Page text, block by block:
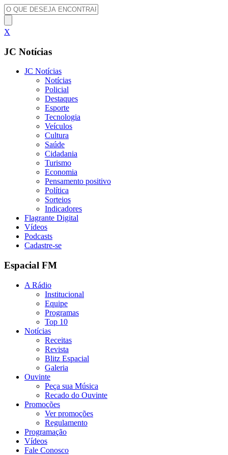
X
JC Notícias
JC Notícias
Notícias
Policial
Destaques
Esporte
Tecnologia
Veículos
Cultura
Saúde
Cidadania
Turismo
Economia
Pensamento positivo
Política
Sorteios
Indicadores
Flagrante Digital
Vídeos
Podcasts
Cadastre-se
Espacial FM
A Rádio
Institucional
Equipe
Programas
Top 10
Notícias
Receitas
Revista
Blitz Espacial
Galeria
Ouvinte
Peça sua Música
Recado do Ouvinte
Promoções
Ver promoções
Regulamento
Programação
Vídeos
Fale Conosco